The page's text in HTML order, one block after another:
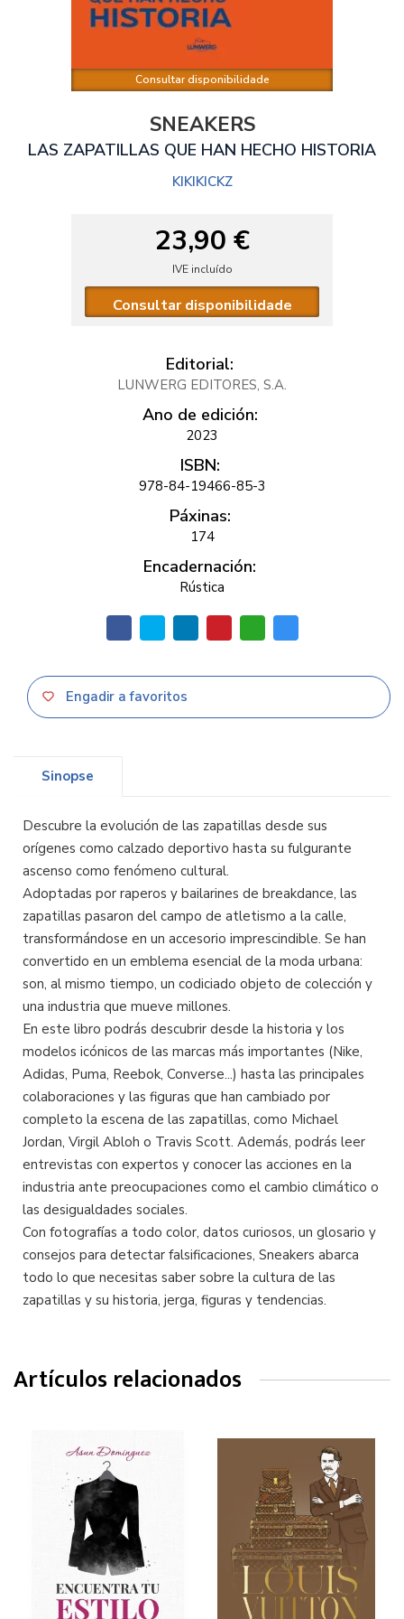
Consultar disponibilidade
SNEAKERS
LAS ZAPATILLAS QUE HAN HECHO HISTORIA
KIKIKICKZ
23,90 €
IVE incluído
Consultar disponibilidade
Editorial:
LUNWERG EDITORES, S.A.
Ano de edición:
2023
ISBN:
978-84-19466-85-3
Páxinas:
174
Encadernación:
Rústica
Engadir a favoritos
Sinopse
Descubre la evolución de las zapatillas desde sus
orígenes como calzado deportivo hasta su fulgurante
ascenso como fenómeno cultural.
Adoptadas por raperos y bailarines de breakdance, las
zapatillas pasaron del campo de atletismo a la calle,
transformándose en un accesorio imprescindible. Se han
convertido en un emblema esencial de la moda urbana:
son, al mismo tiempo, un codiciado objeto de colección y
una industria que mueve millones.
En este libro podrás descubrir desde la historia y los
modelos icónicos de las marcas más importantes (Nike,
Adidas, Puma, Reebok, Converse...) hasta las principales
colaboraciones y las figuras que han cambiado por
completo la escena de las zapatillas, como Michael
Jordan, Virgil Abloh o Travis Scott. Además, podrás leer
entrevistas con expertos y conocer las acciones en la
industria ante preocupaciones como el cambio climático o
las desigualdades sociales.
Con fotografías a todo color, datos curiosos, un glosario y
consejos para detectar falsificaciones, Sneakers abarca
todo lo que necesitas saber sobre la cultura de las
zapatillas y su historia, jerga, figuras y tendencias.
Artículos relacionados